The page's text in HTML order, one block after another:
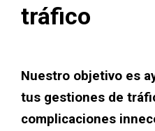
tráfico
Nuestro objetivo es
tus gestiones de
complicaciones